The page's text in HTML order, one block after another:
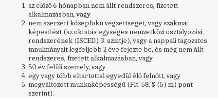
az előző 6 hónapban nem állt rendszeres, fizetett
alkalmazásban, vagy
nem szerzett középfokú végzettséget, vagy szakmai
képesítést (az oktatás egységes nemzetközi osztályozási
rendszerének (ISCED) 3. szintje), vagy a nappali tagozatos
tanulmányait legfeljebb 2 éve fejezte be, és még nem állt
rendszeres, fizetett alkalmazásban, vagy
50 év felüli személy, vagy
egy vagy több eltartottal egyedül élő felnőtt, vagy
megváltozott munkaképességű (Flt. 58. § (5) m) pont
szerint).